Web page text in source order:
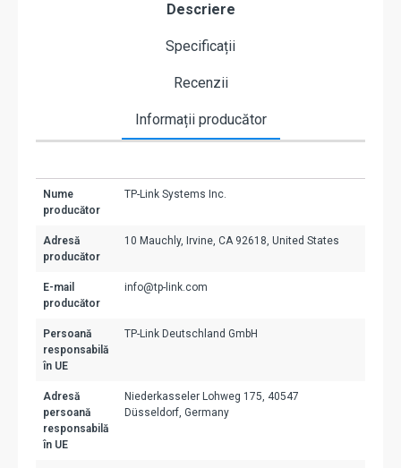
Descriere
Specificații
Recenzii
Informații producător
Nume
producător
TP-Link Systems Inc.
Adresă
producător
10 Mauchly, Irvine, CA 92618, United States
E-mail
producător
info@tp-link.com
Persoană
responsabilă
în UE
TP-Link Deutschland GmbH
Adresă
persoană
responsabilă
în UE
Niederkasseler Lohweg 175, 40547
Düsseldorf, Germany